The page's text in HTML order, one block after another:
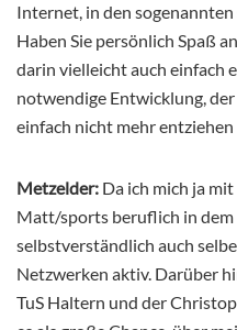
Internet, in den
Haben Sie persönlich Spaß
darin vielleicht auch einfach
notwendige Entwicklung,
einfach nicht mehr entziehen
Metzelder: Da ich mich ja
Matt/sports beruflich in dem
selbstverständlich auch
Netzwerken aktiv. Darüber
TuS Haltern und der